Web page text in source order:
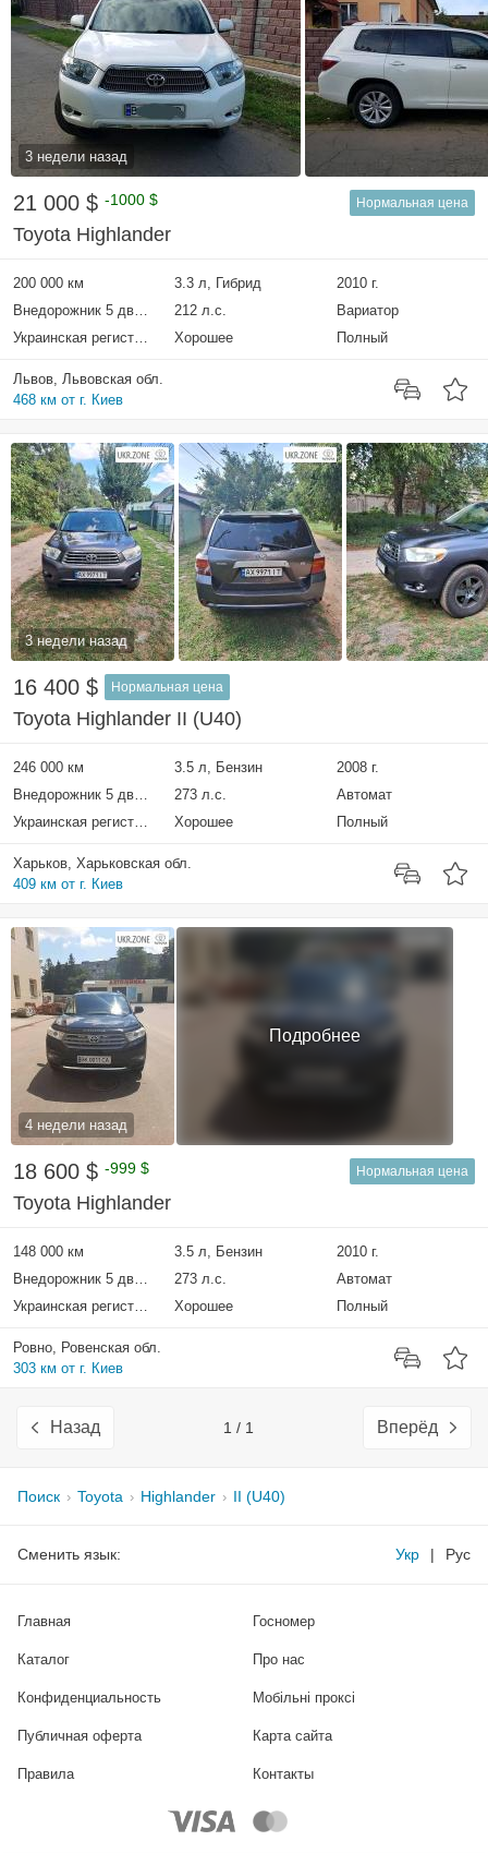
3 недели назад
21 000 $ -1000 $ Нормальная цена
Toyota Highlander
200 000 км 3.3 л, Гибрид
2010 г.
Внедорожник 5 дверей
212 л.с.
Вариатор
Украинская регистрация
Хорошее Полный
Львов, Львовская обл.
468 км от г. Киев
3 недели назад
16 400 $ Нормальная цена
Toyota Highlander II (U40)
246 000 км 3.5 л, Бензин
2008 г.
Внедорожник 5 дверей
273 л.с.
Автомат
Украинская регистрация
Хорошее Полный
Харьков, Харьковская обл.
409 км от г. Киев
4 недели назад
Подробнее
18 600 $ -999 $ Нормальная цена
Toyota Highlander
148 000 км 3.5 л, Бензин
2010 г.
Внедорожник 5 дверей
273 л.с.
Автомат
Украинская регистрация
Хорошее Полный
Ровно, Ровенская обл.
303 км от г. Киев
Назад 1 / 1 Вперёд
Поиск Toyota Highlander II (U40)
Сменить язык: Укр | Рус
Главная
Каталог
Госномер
Про нас
Конфиденциальность Мобільні проксі
Публичная оферта Карта сайта
Правила Контакты